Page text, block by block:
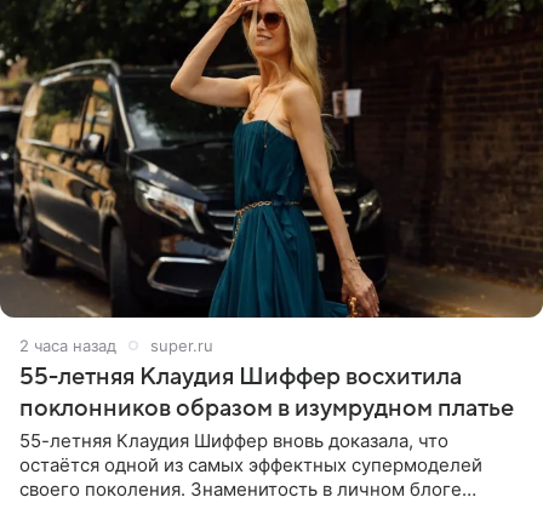
2 часа назад super.ru
55-летняя Клаудия Шиффер восхитила
поклонников образом в изумрудном платье
55-летняя Клаудия Шиффер вновь доказала, что
остаётся одной из самых эффектных супермоделей
своего поколения. Знаменитость в личном блоге